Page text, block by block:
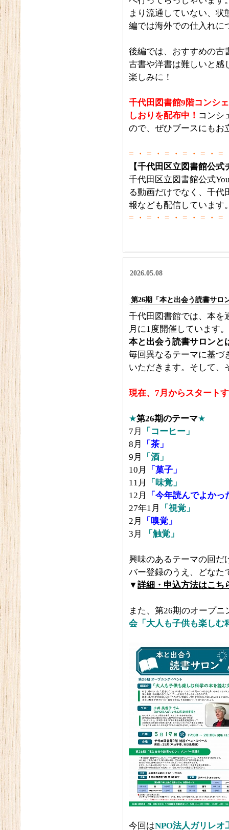
まり流通していない、
編では海外での仕入れに
後編では、おすすめの古
古書や洋書は難しいと感
楽しみに！
千代田図書館9階コンシ
しおりを配布中！ コンシ
ので、ぜひブースにもお
= ・ = ・ = ・ = ・ = ・ =
【千代田区立図書館公式
千代田区立図書館公式
る動画だけでなく、千代
報なども配信しています
= ・ = ・ = ・ = ・ = ・ =
2026.05.08
第26期「本と出会う読書サロ
千代田図書館では、本を
月に1度開催しています。
本と出会う読書サロンと
毎回異なるテーマに基づ
いただきます。そして、
現在、7月からスタート
★第26期のテーマ★
7月
「コーヒー」
8月
「茶」
9月
「酒」
10月
「菓子」
11月
「味覚」
12月
「今年読んでよかっ
27年1月
「視覚」
2月
「嗅覚」
3月
「触覚」
興味のあるテーマの回だ
バー登録のうえ、どなた
▼詳細・申込方法はこち
また、第26期のオープ
会「大人も子供も楽しむ
今回はNPO法人ガリレオ